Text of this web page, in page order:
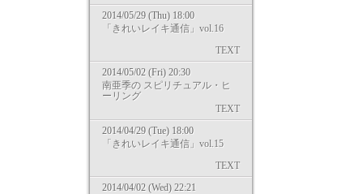
2014/05/29 (Thu) 18:00
「きれいレイキ通信」vol.16
TEXT
2014/05/02 (Fri) 20:30
南亜季の スピリチュアル・ヒ
ーリング
TEXT
2014/04/29 (Tue) 18:00
「きれいレイキ通信」vol.15
TEXT
2014/04/02 (Wed) 22:21